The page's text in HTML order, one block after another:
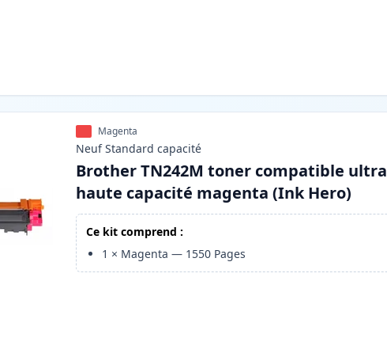
Magenta
Neuf Standard capacité
Brother TN242M toner compatible ultra
haute capacité magenta (Ink Hero)
Ce kit comprend :
1 × Magenta — 1550 Pages